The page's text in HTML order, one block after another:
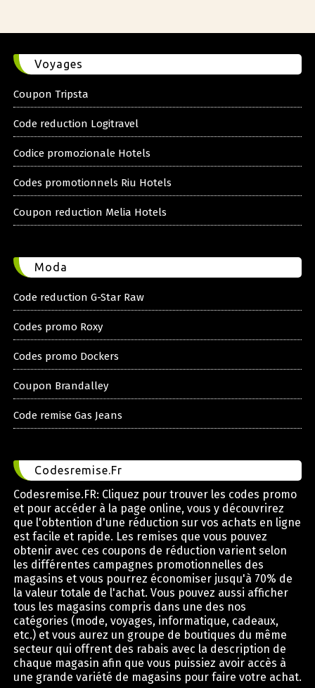
Voyages
Coupon Tripsta
Code reduction Logitravel
Codice promozionale Hotels
Codes promotionnels Riu Hotels
Coupon reduction Melia Hotels
Moda
Code reduction G-Star Raw
Codes promo Roxy
Codes promo Dockers
Coupon Brandalley
Code remise Gas Jeans
Codesremise.Fr
Codesremise.FR: Cliquez pour trouver les codes promo
et pour accéder à la page online, vous y découvrirez
que l'obtention d'une réduction sur vos achats en ligne
est facile et rapide. Les remises que vous pouvez
obtenir avec ces coupons de réduction varient selon
les différentes campagnes promotionnelles des
magasins et vous pourrez économiser jusqu'à 70% de
la valeur totale de l'achat. Vous pouvez aussi afficher
tous les magasins compris dans une des nos
catégories (mode, voyages, informatique, cadeaux,
etc.) et vous aurez un groupe de boutiques du même
secteur qui offrent des rabais avec la description de
chaque magasin afin que vous puissiez avoir accès à
une grande variété de magasins pour faire votre achat.